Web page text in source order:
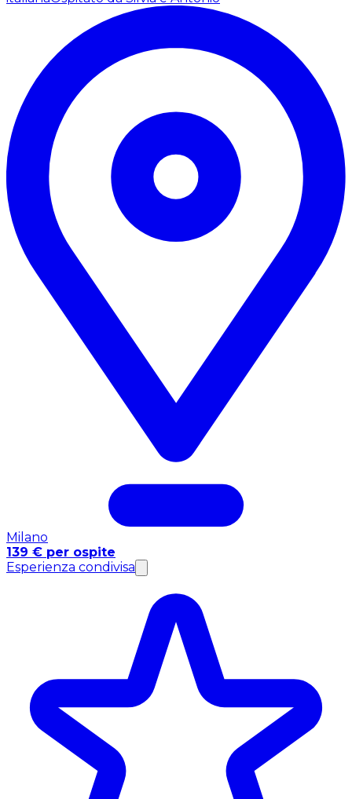
Milano
139 € per ospite
Esperienza condivisa